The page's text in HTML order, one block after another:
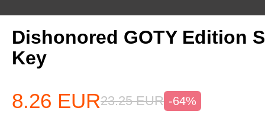
Dishonored GOTY Edition
Key
8.26 EUR23.25 EUR -64%